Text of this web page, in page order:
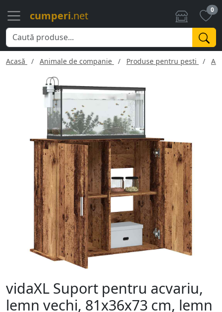
cumperi.net 0
Acasă Animale de companie Produse pentru pesti
vidaXL Suport pentru acvariu,
lemn vechi, 81x36x73 cm, lemn